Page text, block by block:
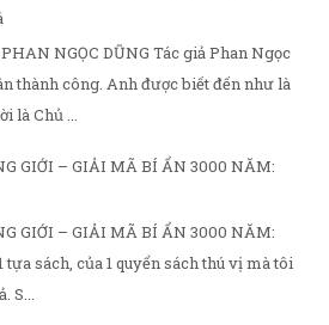
NGỌC DŨNG Tác giả Phan Ngọc
thành công. Anh được biết đến như là
là Chủ ...
GIỚI – GIẢI MÃ BÍ ẨN 3000 NĂM:
GIỚI – GIẢI MÃ BÍ ẨN 3000 NĂM:
sách, của 1 quyển sách thú vị mà tôi